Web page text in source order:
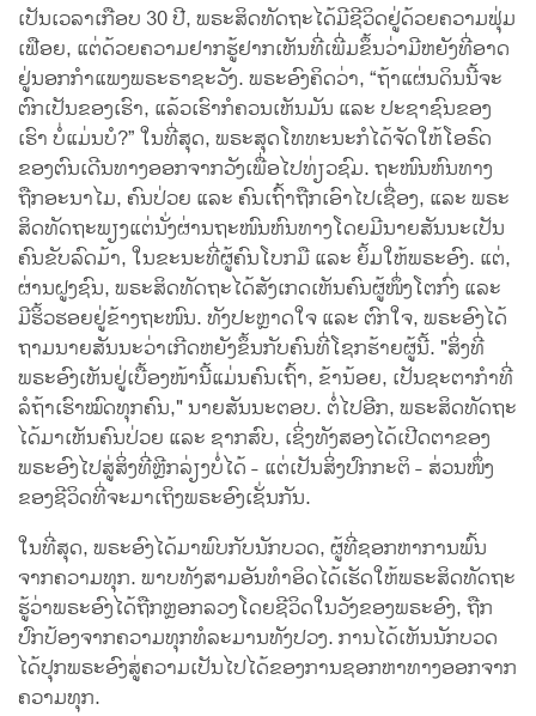
ເປັນເວລາເກືອບ 30 ປີ, ພຣະສິດທັດຖະໄດ້ມີຊີວິດຢູ່ດ້ວຍຄວາມຟຸ່ມ
ເຟືອຍ, ແຕ່ດ້ວຍຄວາມຢາກຮູ້ຢາກເຫັນທີ່ເພີ່ມຂຶ້ນວ່າມີຫຍັງທີ່ອາດ
ຢູ່ນອກກໍາແພງພຣະຣາຊະວັງ. ພຣະອົງຄິດວ່າ, “ຖ້າແຜ່ນດິນນີ້ຈະ
ຕົກເປັນຂອງເຮົາ, ແລ້ວເຮົາກໍຄວນເຫັນມັນ ແລະ ປະຊາຊົນຂອງ
ເຮົາ ບໍ່ແມ່ນບໍ?” ໃນທີ່ສຸດ, ພຣະສຸດໂທທະນະກໍໄດ້ຈັດໃຫ້ໂອຣົດ
ຂອງຕົນເດີນທາງອອກຈາກວັງເພື່ອໄປທ່ຽວຊົມ. ຖະໜົນຫົນທາງ
ຖືກອະນາໄມ, ຄົນປ່ວຍ ແລະ ຄົນເຖົ້າຖືກເອົາໄປເຊື່ອງ, ແລະ ພຣະ
ສິດທັດຖະພຽງແຕ່ນັ່ງຜ່ານຖະໜົນຫົນທາງໂດຍມີນາຍສັນນະເປັນ
ຄົນຂັບລົດມ້າ, ໃນຂະນະທີ່ຜູ້ຄົນໂບກມື ແລະ ຍິ້ມໃຫ້ພຣະອົງ. ແຕ່,
ຜ່ານຝູງຊົນ, ພຣະສິດທັດຖະໄດ້ສັງເກດເຫັນຄົນຜູ້ໜຶ່ງໂຕກົ່ງ ແລະ
ມີຮິ້ວຮອຍຢູ່ຂ້າງຖະໜົນ. ທັງປະຫຼາດໃຈ ແລະ ຕົກໃຈ, ພຣະອົງໄດ້
ຖາມນາຍສັນນະວ່າເກີດຫຍັງຂຶ້ນກັບຄົນທີ່ໂຊກຮ້າຍຜູ້ນີ້. "ສິ່ງທີ່
ພຣະອົງເຫັນຢູ່ເບື້ອງໜ້ານີ້ແມ່ນຄົນເຖົ້າ, ຂ້ານ້ອຍ, ເປັນຊະຕາກຳທີ່
ລໍຖ້າເຮົາໝົດທຸກຄົນ," ນາຍສັນນະຕອບ. ຕໍ່ໄປອີກ, ພຣະສິດທັດຖະ
ໄດ້ມາເຫັນຄົນປ່ວຍ ແລະ ຊາກສົບ, ເຊິ່ງທັງສອງໄດ້ເປີດຕາຂອງ
ພຣະອົງໄປສູ່ສິ່ງທີ່ຫຼີກລ່ຽງບໍ່ໄດ້ - ແຕ່ເປັນສິ່ງປົກກະຕິ - ສ່ວນໜຶ່ງ
ຂອງຊີວິດທີ່ຈະມາເຖິງພຣະອົງເຊັ່ນກັນ.
ໃນທີ່ສຸດ, ພຣະອົງໄດ້ມາພົບກັບນັກບວດ, ຜູ້ທີ່ຊອກຫາການພົ້ນ
ຈາກຄວາມທຸກ. ພາບທັງສາມອັນທໍາອິດໄດ້ເຮັດໃຫ້ພຣະສິດທັດຖະ
ຮູ້ວ່າພຣະອົງໄດ້ຖືກຫຼອກລວງໂດຍຊີວິດໃນວັງຂອງພຣະອົງ, ຖືກ
ປົກປ້ອງຈາກຄວາມທຸກທໍລະມານທັງປວງ. ການໄດ້ເຫັນນັກບວດ
ໄດ້ປຸກພຣະອົງສູ່ຄວາມເປັນໄປໄດ້ຂອງການຊອກຫາທາງອອກຈາກ
ຄວາມທຸກ.